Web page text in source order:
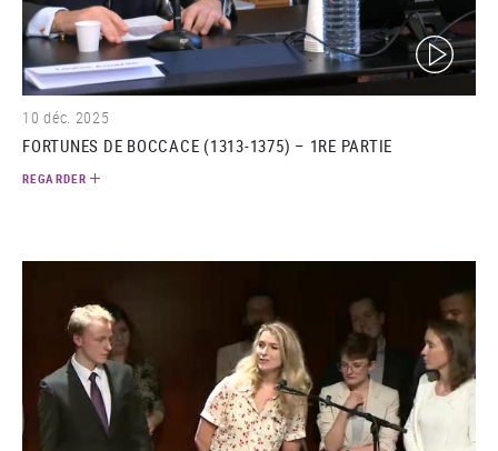
(video)
10 déc. 2025
FORTUNES DE BOCCACE (1313-1375) – 1RE PARTIE
REGARDER